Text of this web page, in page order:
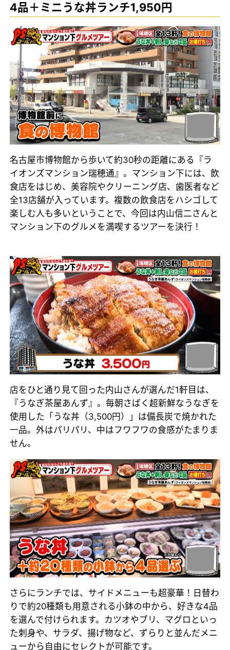
4品＋ミニうな丼ランチ1,950円
名古屋市博物館から歩いて約30秒の距離にある『ラ
イオンズマンション瑞穂通』。マンション下には、飲
食店をはじめ、美容院やクリーニング店、歯医者など
全13店舗が入っています。複数の飲食店をハシゴして
楽しむ人も多いということで、今回は内山信二さんと
マンション下のグルメを満喫するツアーを決行！
店をひと通り見て回った内山さんが選んだ1軒目は、
『うなぎ茶屋あんず』。毎朝さばく超新鮮なうなぎを
使用した「うな丼（3,500円）」は備長炭で焼かれた
一品。外はパリパリ、中はフワフワの食感がたまりま
せん。
さらにランチでは、サイドメニューも超豪華！日替わ
りで約20種類も用意される小鉢の中から、好きな4品
を選んで付けられます。カツオやブリ、マグロといっ
た刺身や、サラダ、揚げ物など、ずらりと並んだメニ
ューから自由にセレクトが可能です。